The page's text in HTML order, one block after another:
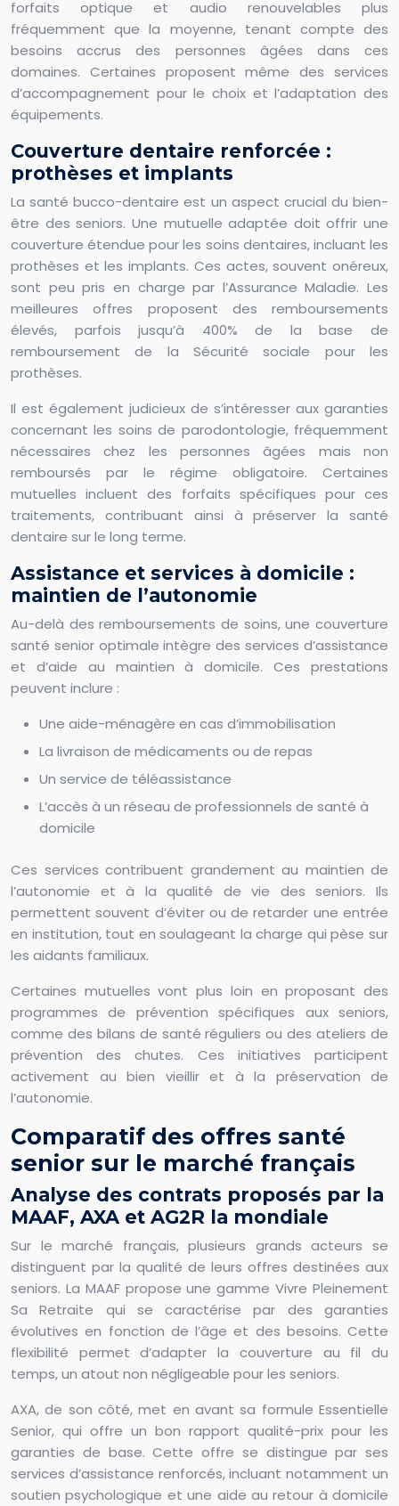
forfaits optique et audio renouvelables plus
fréquemment que la moyenne, tenant compte des
besoins accrus des personnes âgées dans ces
domaines. Certaines proposent même des services
d’accompagnement pour le choix et l’adaptation des
équipements.
Couverture dentaire renforcée :
prothèses et implants
La santé bucco-dentaire est un aspect crucial du bien-
être des seniors. Une mutuelle adaptée doit offrir une
couverture étendue pour les soins dentaires, incluant les
prothèses et les implants. Ces actes, souvent onéreux,
sont peu pris en charge par l’Assurance Maladie. Les
meilleures offres proposent des remboursements
élevés, parfois jusqu’à 400% de la base de
remboursement de la Sécurité sociale pour les
prothèses.
Il est également judicieux de s’intéresser aux garanties
concernant les soins de parodontologie, fréquemment
nécessaires chez les personnes âgées mais non
remboursés par le régime obligatoire. Certaines
mutuelles incluent des forfaits spécifiques pour ces
traitements, contribuant ainsi à préserver la santé
dentaire sur le long terme.
Assistance et services à domicile :
maintien de l’autonomie
Au-delà des remboursements de soins, une couverture
santé senior optimale intègre des services d’assistance
et d’aide au maintien à domicile. Ces prestations
peuvent inclure :
Une aide-ménagère en cas d’immobilisation
La livraison de médicaments ou de repas
Un service de téléassistance
L’accès à un réseau de professionnels de santé à
domicile
Ces services contribuent grandement au maintien de
l’autonomie et à la qualité de vie des seniors. Ils
permettent souvent d’éviter ou de retarder une entrée
en institution, tout en soulageant la charge qui pèse sur
les aidants familiaux.
Certaines mutuelles vont plus loin en proposant des
programmes de prévention spécifiques aux seniors,
comme des bilans de santé réguliers ou des ateliers de
prévention des chutes. Ces initiatives participent
activement au bien vieillir et à la préservation de
l’autonomie.
Comparatif des offres santé
senior sur le marché français
Analyse des contrats proposés par la
MAAF, AXA et AG2R la mondiale
Sur le marché français, plusieurs grands acteurs se
distinguent par la qualité de leurs offres destinées aux
seniors. La MAAF propose une gamme Vivre Pleinement
Sa Retraite qui se caractérise par des garanties
évolutives en fonction de l’âge et des besoins. Cette
flexibilité permet d’adapter la couverture au fil du
temps, un atout non négligeable pour les seniors.
AXA, de son côté, met en avant sa formule Essentielle
Senior, qui offre un bon rapport qualité-prix pour les
garanties de base. Cette offre se distingue par ses
services d’assistance renforcés, incluant notamment un
soutien psychologique et une aide au retour à domicile